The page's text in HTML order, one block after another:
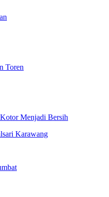
Toren
Menjadi Bersih
Karawang